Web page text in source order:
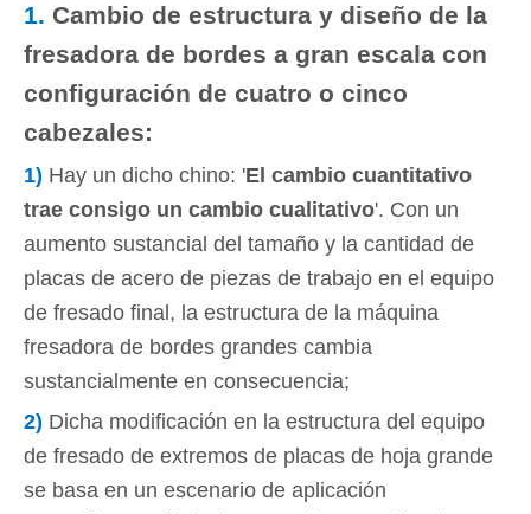
1. Cambio de estructura y diseño de la
fresadora de bordes a gran escala con
configuración de cuatro o cinco
cabezales:
1) Hay un dicho chino: 'El cambio cuantitativo
trae consigo un cambio cualitativo'. Con un
aumento sustancial del tamaño y la cantidad de
placas de acero de piezas de trabajo en el equipo
de fresado final, la estructura de la máquina
fresadora de bordes grandes cambia
sustancialmente en consecuencia;
2) Dicha modificación en la estructura del equipo
de fresado de extremos de placas de hoja grande
se basa en un escenario de aplicación